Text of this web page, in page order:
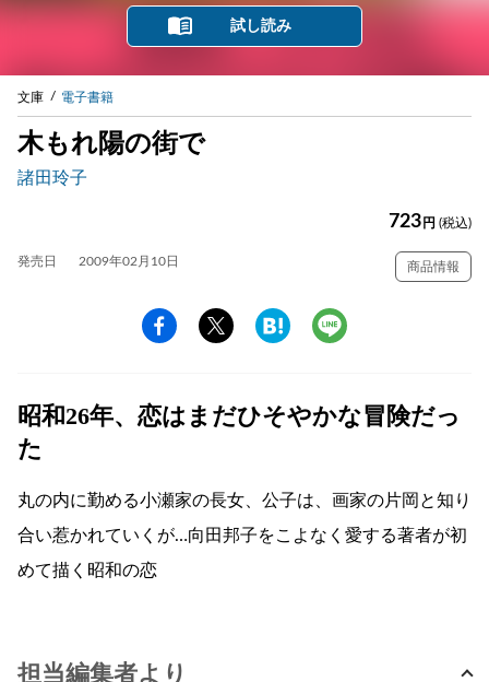
試し読み
文庫 電子書籍
木もれ陽の街で
諸田玲子
723 円 (税込)
発売日 2009年02月10日 商品情報
昭和26年、恋はまだひそやかな冒険だっ
た
丸の内に勤める小瀬家の長女、公子は、画家の片岡と知り
合い惹かれていくが…向田邦子をこよなく愛する著者が初
めて描く昭和の恋
担当編集者より